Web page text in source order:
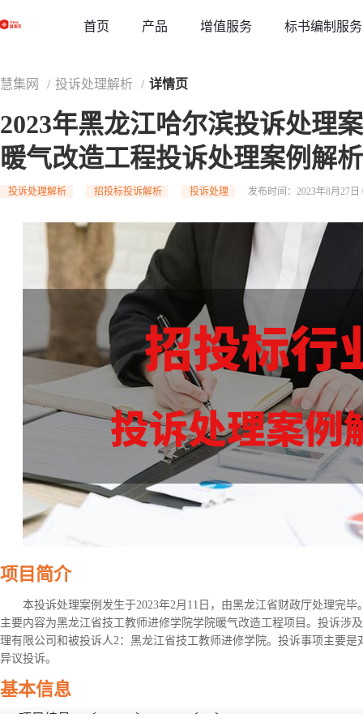
首页 产品 增值服务 标书编制服务
慧集网 / 投诉处理解析 / 详情页
2023年黑龙江哈尔滨投诉处理
暖气改造工程投诉处理案例解析
投诉处理解析 招投标投诉解析 投诉处理 发布时间：2023年8月27日
项目简介
本投诉处理案例发生于2023年2月11日，由黑龙江省财政厅处理完
主要内容为黑龙江省技工教师进修学院学院暖气改造工程项目。投诉涉
理有限公司和被投诉人2：黑龙江省技工教师进修学院。投诉事项主要
异议投诉。
基本信息
项目编号：〔230001〕YYGL〔CS〕20220002